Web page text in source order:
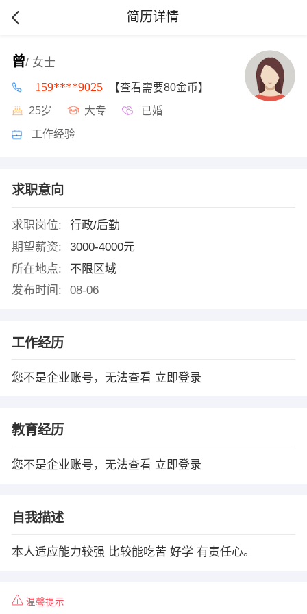
简历详情
曾/ 女士
159****9025 【查看需要80金币】
25岁 大专 已婚
工作经验
求职意向
求职岗位:
行政/后勤
期望薪资:
3000-4000元
所在地点:
不限区域
发布时间:
08-06
工作经历
您不是企业账号，无法查看 立即登录
教育经历
您不是企业账号，无法查看 立即登录
自我描述
本人适应能力较强 比较能吃苦 好学 有责任心。
温馨提示